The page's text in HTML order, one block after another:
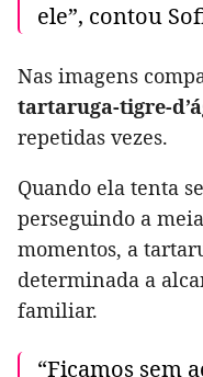
ele”, contou
Nas imagens
tartaruga-tigre-
repetidas vezes.
Quando ela tenta
perseguindo a
momentos, a
determinada a
familiar.
“Ficamos sem